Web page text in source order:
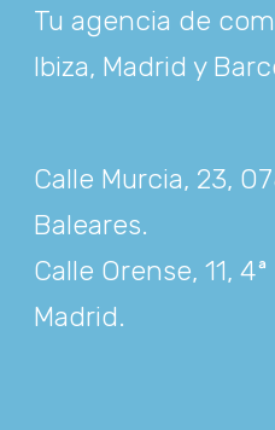
Tu agencia de
Ibiza, Madrid y
Calle Murcia, 23,
Baleares.
Calle Orense, 11,
Madrid.